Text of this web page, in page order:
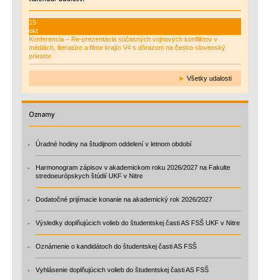
15
okt
Konferencia – Re-prezentácia súčasných vojnových konfliktov v
médiách, literatúre a filme krajín V4 s dôrazom na česko-slovenský
priestor
► Všetky udalosti
Oznamy
Úradné hodiny na študijnom oddelení v letnom období
Harmonogram zápisov v akademickom roku 2026/2027 na Fakulte
stredoeurópskych štúdií UKF v Nitre
Dodatočné prijímacie konanie na akademický rok 2026/2027
Výsledky doplňujúcich volieb do študentskej časti AS FSŠ UKF v Nitre
Oznámenie o kandidátoch do študentskej časti AS FSŠ
Vyhlásenie doplňujúcich volieb do študentskej časti AS FSŠ